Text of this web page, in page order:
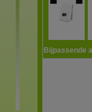
Bijpassende